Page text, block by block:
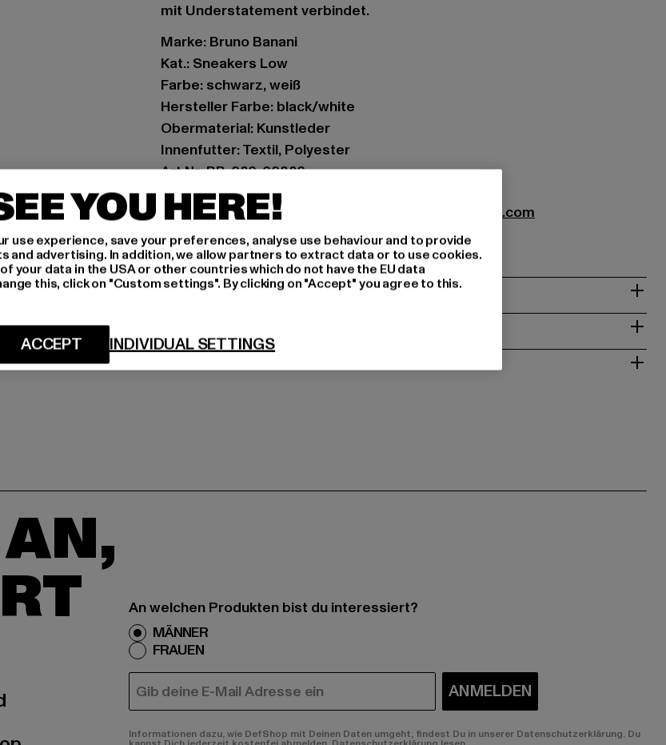
mit Understatement verbindet.
Marke: Bruno Banani
Kat.: Sneakers Low
Farbe: schwarz, weiß
Hersteller Farbe: black/white
Obermaterial: Kunstleder
Innenfutter: Textil, Polyester
Art.Nr: BB-020-00826
Hersteller: Noctane |
Nando@noctane-distributions.com
Am Hof 41683 | 1100 Vienna | AT
GRÖSSE & PASSFORM
LIEFERUNG & RÜCKGABE
An welchen Produkten bist du interessiert?
MÄNNER
FRAUEN
E-MAIL ANMELDEN
Informationen dazu, wie DefShop mit Deinen Daten umgeht, findest Du in unserer Datenschutzerklärung. Du
YOU HERE!
use experience, save your preferences, analyse use behaviour and to provide
advertising. In addition, we allow partners to extract data or to use cookies.
your data in the USA or other countries which do not have the EU data
this, click on "Custom settings". By clicking on "Accept" you agree to this.
INDIVIDUAL SETTINGS
ACCEPT